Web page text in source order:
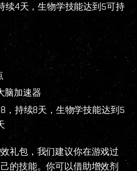
续4天，生物学技能达到5可持
脑加速器
，持续8天，生物学技能达到5
礼包，我们建议你在游戏过
的技能。你可以借助增效剂